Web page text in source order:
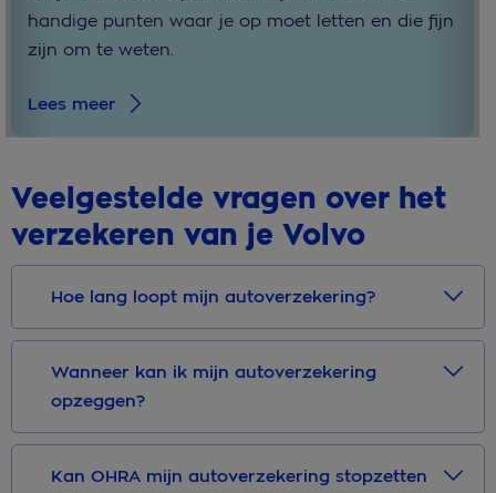
handige punten waar je op moet letten en die fijn
zijn om te weten.
Lees meer
Veelgestelde vragen over het
verzekeren van je Volvo
Hoe lang loopt mijn autoverzekering?
Wanneer kan ik mijn autoverzekering
opzeggen?
Kan OHRA mijn autoverzekering stopzetten